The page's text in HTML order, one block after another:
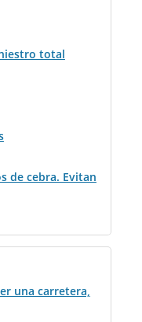
total
de cebra. Evitan
una carretera,